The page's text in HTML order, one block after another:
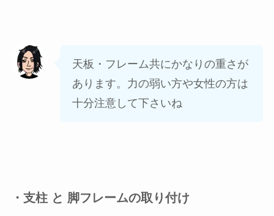
天板・フレーム共にかなりの重さが
あります。力の弱い方や女性の方は
十分注意して下さいね
・支柱 と 脚フレームの取り付け